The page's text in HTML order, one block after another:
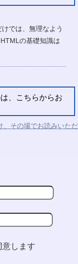
では、無理なよう
の基礎知識は
、こちらからお
その場でお読みいただ
します